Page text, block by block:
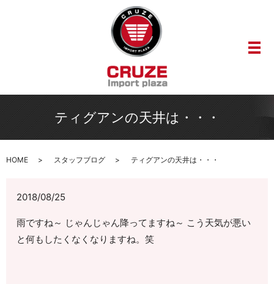
メ
ティグアンの天井は・・・
HOME スタッフブログ ティグアンの天井は・・・
2018/08/25
雨ですね～ じゃんじゃん降ってますね～ こう天気が悪い
と何もしたくなくなりますね。笑